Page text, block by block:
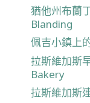
猶他州布蘭
Blanding
佩吉小鎮上
拉斯維加斯
Bakery
拉斯維加斯